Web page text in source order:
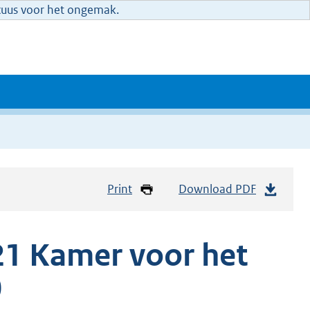
voor het ongemak.
Print Download PDF
Kamer voor het